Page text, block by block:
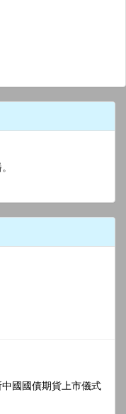
國國債期貨上市儀式